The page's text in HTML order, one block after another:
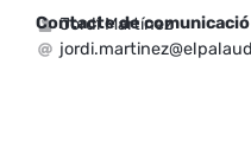
Contacte de
Jordi Martínez